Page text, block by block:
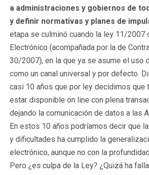
a administraciones y gobiernos de
y definir normativas y planes de
etapa se culminó cuando la ley 11/2007
Electrónico (acompañada por la de
30/2007), en la que ya se asume el uso
como un canal universal y por defecto.
casi 10 años que por ley decidimos que
estar disponible on line con plena
dejando la comunicación de datos a las
En estos 10 años podríamos decir que
y dificultades ha cumplido la
electrónico, aunque no con la
Pero ¿es culpa de la Ley? ¿Quizá ha